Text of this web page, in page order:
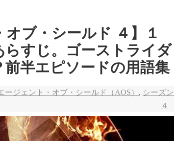
オブ・シールド ４】１
すじ。ゴーストライダ
半エピソードの用語集
ージェント・オブ・シールド（AOS） , シーズン
４